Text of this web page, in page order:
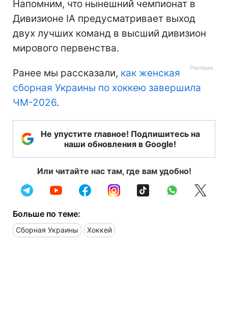
Напомним, что нынешний чемпионат в
Дивизионе IA предусматривает выход
двух лучших команд в высший дивизион
мирового первенства.
Ранее мы рассказали, как женская
сборная Украины по хоккею завершила
ЧМ-2026.
Не упустите главное! Подпишитесь на
наши обновления в Google!
Или читайте нас там, где вам удобно!
Больше по теме:
Сборная Украины Хоккей